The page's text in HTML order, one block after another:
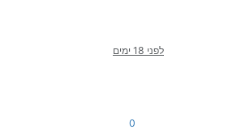
לפני 18 ימים
0